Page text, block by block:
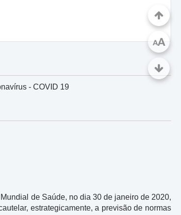
- COVID 19
de Saúde, no dia 30 de janeiro de 2020,
estrategicamente, a previsão de normas
AA